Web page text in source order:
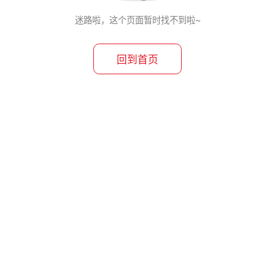
迷路啦，这个页面暂时找不到啦~
回到首页